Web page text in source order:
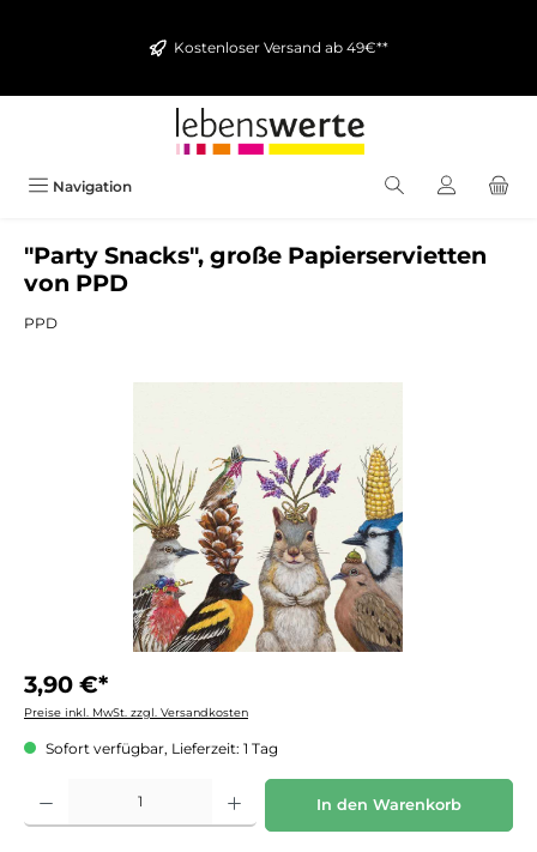
Kostenloser Versand ab 49€**
Navigation
"Party Snacks", große Papierservietten
von PPD
PPD
3,90 €*
Preise inkl. MwSt. zzgl. Versandkosten
Sofort verfügbar, Lieferzeit: 1 Tag
Produkt Anzahl: Gib den gewünschten Wert ein oder benutze die Schaltflächen um
In den Warenkorb